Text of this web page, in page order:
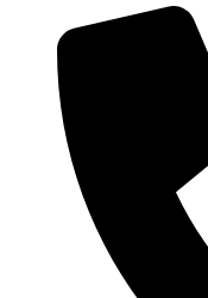
ступицы,
расточку,
quantity